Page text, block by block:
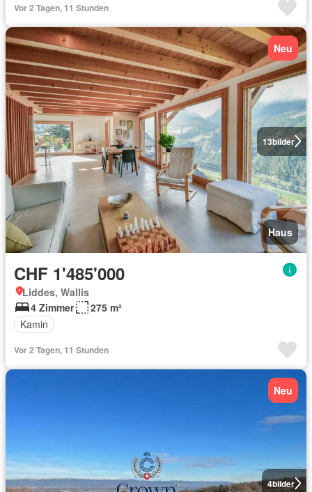
Vor 2 Tagen, 11 Stunden
13bilder
Neu
Haus
CHF 1'485'000
Liddes, Wallis
4 Zimmer
275 m²
Kamin
Vor 2 Tagen, 11 Stunden
4bilder
Neu